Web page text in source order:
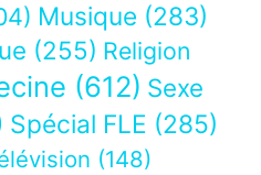
Musique (283)
(255) Religion
(612) Sexe
Spécial FLE (285)
(148)